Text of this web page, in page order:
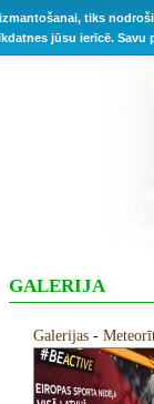
tiks
jūsu ierīcē.
GALERIJA
Galerijas -